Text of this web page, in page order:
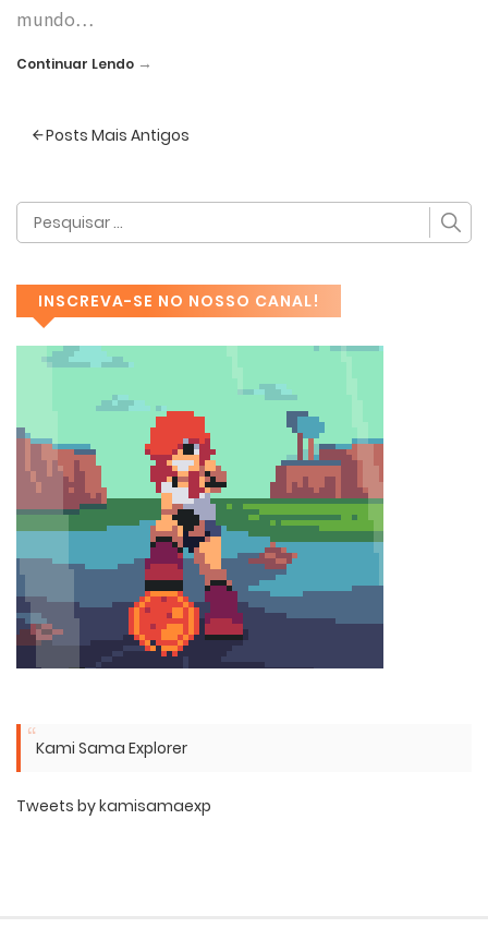
mundo…
Continuar Lendo →
Posts Mais Antigos
INSCREVA-SE NO NOSSO CANAL!
Kami Sama Explorer
Tweets by kamisamaexp